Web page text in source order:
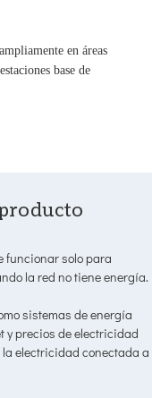
en áreas
base de
funcionar solo para
la red no tiene energía.
sistemas de energía
y precios de electricidad
electricidad conectada a